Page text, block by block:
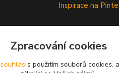
Inspirace na
Zpracování cookies
souhlas s použitím souborů cookies,